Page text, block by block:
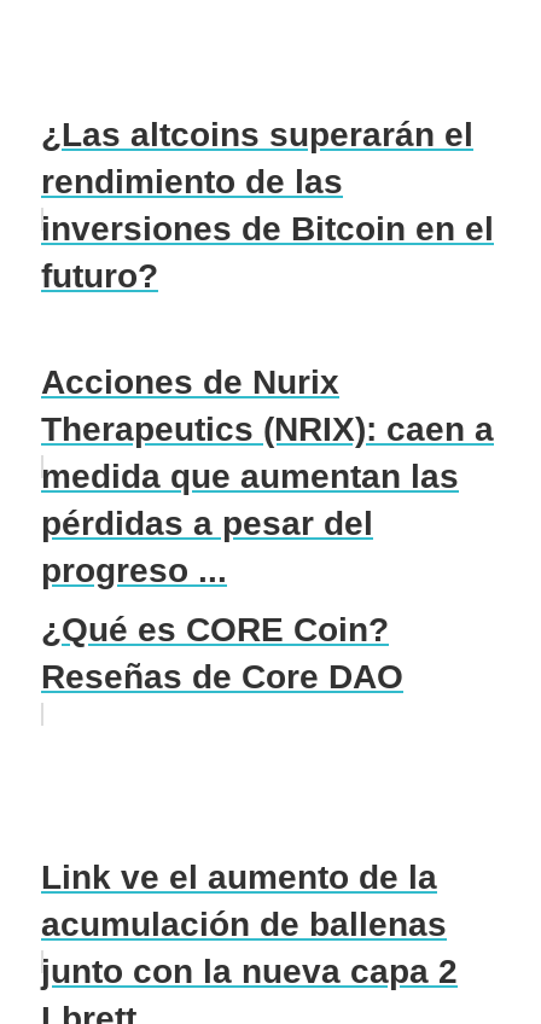
¿Las altcoins superarán el
rendimiento de las
inversiones de Bitcoin en el
futuro?
Acciones de Nurix
Therapeutics (NRIX): caen a
medida que aumentan las
pérdidas a pesar del
progreso ...
¿Qué es CORE Coin?
Reseñas de Core DAO
Link ve el aumento de la
acumulación de ballenas
junto con la nueva capa 2